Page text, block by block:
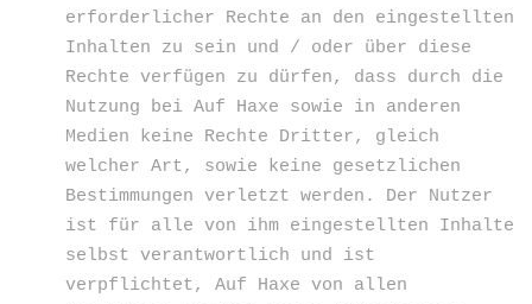
erforderlicher Rechte an den eingestellten
Inhalten zu sein und / oder über diese
Rechte verfügen zu dürfen, dass durch die
Nutzung bei Auf Haxe sowie in anderen
Medien keine Rechte Dritter, gleich
welcher Art, sowie keine gesetzlichen
Bestimmungen verletzt werden. Der Nutzer
ist für alle von ihm eingestellten Inhalte
selbst verantwortlich und ist
verpflichtet, Auf Haxe von allen